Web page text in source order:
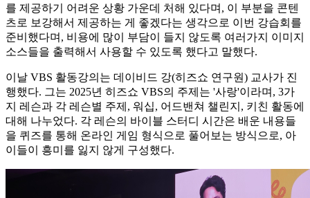
를 제공하기 어려운 상황 가운데 처해 있다며, 이 부분을 콘텐
츠로 보강해서 제공하는 게 좋겠다는 생각으로 이번 강습회를
준비했다며, 비용에 많이 부담이 들지 않도록 여러가지 이미지
소스들을 출력해서 사용할 수 있도록 했다고 말했다.
이날 VBS 활동강의는 데이비드 강(히즈쇼 연구원) 교사가 진
행했다. 그는 2025년 히즈쇼 VBS의 주제는 '사랑'이라며, 3가
지 레슨과 각 레슨별 주제, 워십, 어드밴쳐 챌린지, 키친 활동에
대해 나누었다. 각 레슨의 바이블 스터디 시간은 배운 내용들
을 퀴즈를 통해 온라인 게임 형식으로 풀어보는 방식으로, 아
이들이 흥미를 잃지 않게 구성했다.